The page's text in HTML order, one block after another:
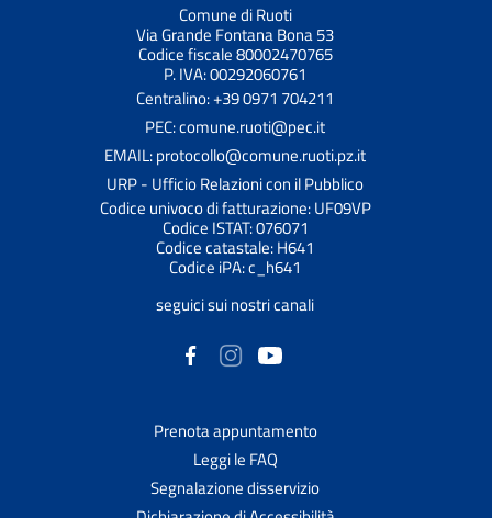
Comune di Ruoti
Via Grande Fontana Bona 53
Codice fiscale 80002470765
P. IVA: 00292060761
Centralino: +39 0971 704211
PEC: comune.ruoti@pec.it
EMAIL: protocollo@comune.ruoti.pz.it
URP - Ufficio Relazioni con il Pubblico
Codice univoco di fatturazione: UF09VP
Codice ISTAT: 076071
Codice catastale: H641
Codice iPA: c_h641
seguici sui nostri canali
Prenota appuntamento
Leggi le FAQ
Segnalazione disservizio